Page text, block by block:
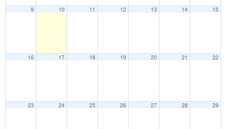
9 10 11 12 13 14 15
16 17 18 19 20 21 22
23 24 25 26 27 28 29